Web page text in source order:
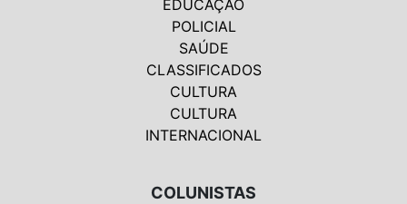
EDUCAÇÃO
POLICIAL
SAÚDE
CLASSIFICADOS
CULTURA
CULTURA
INTERNACIONAL
COLUNISTAS